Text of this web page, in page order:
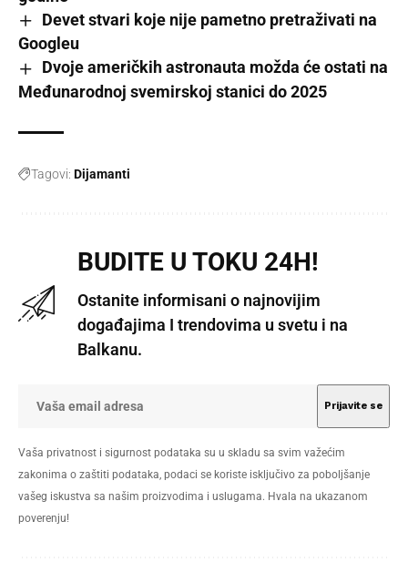
Devet stvari koje nije pametno pretraživati na
Googleu
Dvoje američkih astronauta možda će ostati na
Međunarodnoj svemirskoj stanici do 2025
Tagovi: Dijamanti
BUDITE U TOKU 24H!
Ostanite informisani o najnovijim
događajima I trendovima u svetu i na
Balkanu.
Vaša privatnost i sigurnost podataka su u skladu sa svim važećim
zakonima o zaštiti podataka, podaci se koriste isključivo za poboljšanje
vašeg iskustva sa našim proizvodima i uslugama. Hvala na ukazanom
poverenju!